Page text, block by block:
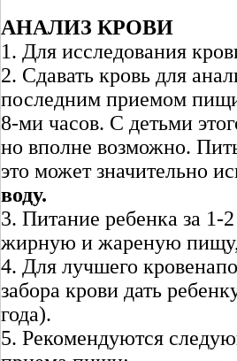
АНАЛИЗ КРОВИ
1. Для исследования
2. Сдавать кровь для
последним приемом
8-ми часов. С детьми
но вполне возможно.
это может значительно
воду.
3. Питание ребенка за 1-
жирную и жареную пищу,
4. Для лучшего
забора крови дать
года).
5. Рекомендуются